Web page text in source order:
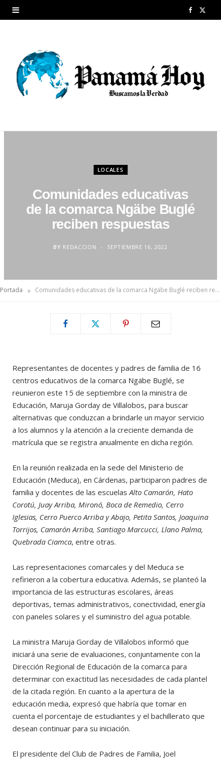
F
b
LOCALES
Comunidades educativas
de la comarca Ngäbe Buglé
reciben respuestas
BY REDACCION SEPTIEMBRE 16, 2022
Portada » Comunidades educativas de la comarca Ngäbe Buglé reciben respuestas
Representantes de docentes y padres de familia de 16
centros educativos de la comarca Ngäbe Buglé, se
reunieron este 15 de septiembre con la ministra de
Educación, Maruja Gorday de Villalobos, para buscar
alternativas que conduzcan a brindarle un mayor servicio
a los alumnos y la atención a la creciente demanda de
matrícula que se registra anualmente en dicha región.
En la reunión realizada en la sede del Ministerio de
Educación (Meduca), en Cárdenas, participaron padres de
familia y docentes de las escuelas Alto Camarón, Hato
Corotú, Juay Arriba, Mironó, Boca de Remedio, Cerro
Iglesias, Cerro Puerco Arriba y Abajo, Petita Santos, Joaquina
Torrijos, Camarón Arriba, Santiago Marcucci, Llano Palma,
Quebrada Ciamca, entre otras.
Las representaciones comarcales y del Meduca se
refirieron a la cobertura educativa. Además, se planteó la
importancia de las estructuras escolares, áreas
deportivas, temas administrativos, conectividad, energía
con paneles solares y el suministro del agua potable.
La ministra Maruja Gorday de Villalobos informó que
iniciará una serie de evaluaciones, conjuntamente con la
Dirección Regional de Educación de la comarca para
determinar con exactitud las necesidades de cada plantel
de la citada región. En cuanto a la apertura de la
educación media, expresó que habría que tomar en
cuenta el porcentaje de estudiantes y el bachillerato que
desean continuar para su iniciación.
El presidente del Club de Padres de Familia, Joel